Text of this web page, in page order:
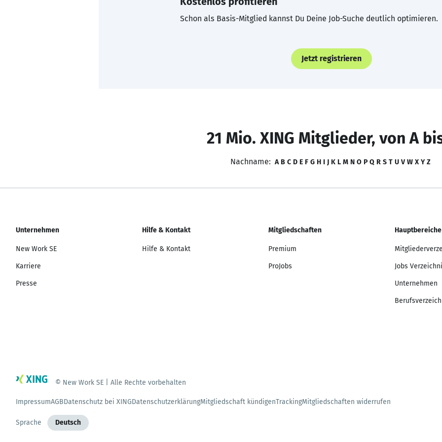
Schon als Basis-Mitglied kannst Du Deine Job-Suche deutlich optimieren.
Jetzt registrieren
21 Mio. XING Mitglieder, von A
Nachname: A B C D E F G H I J K L M N O P Q R S T U V W X Y Z
Unternehmen
New Work SE
Karriere
Presse
Hilfe & Kontakt
Hilfe & Kontakt
Mitgliedschaften
Premium
ProJobs
Hauptbereiche
Jobs
Unternehmen
© New Work SE | Alle Rechte vorbehalten
ImpressumAGBDatenschutz bei XINGDatenschutzerklärungMitgliedschaft kündigenTrackingMitgliedschaften widerrufen
Sprache Deutsch